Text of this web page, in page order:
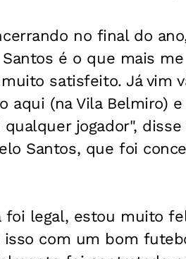
no final do
é o que mais
satisfeito. Já vim
aqui (na Vila Belmiro)
jogador",
Santos, que foi
foi legal, estou muito
com um bom